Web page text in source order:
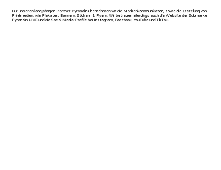
Für unseren langjährigen Partner Pyronalin übernehmen wir die Markenkommunikation, sowie die Erstellung von
Printmedien, wie Plakaten, Bannern, Stickern & Flyern. Wir betreuen allerdings auch die Website der Submarke
Pyronalin LIVE und die Social Media-Profile bei Instagram, Facebook, YouTube und TikTok.